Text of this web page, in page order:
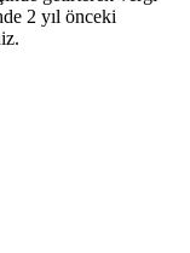
2 yıl önceki